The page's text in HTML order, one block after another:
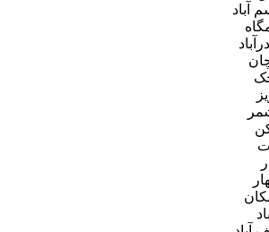
آباد